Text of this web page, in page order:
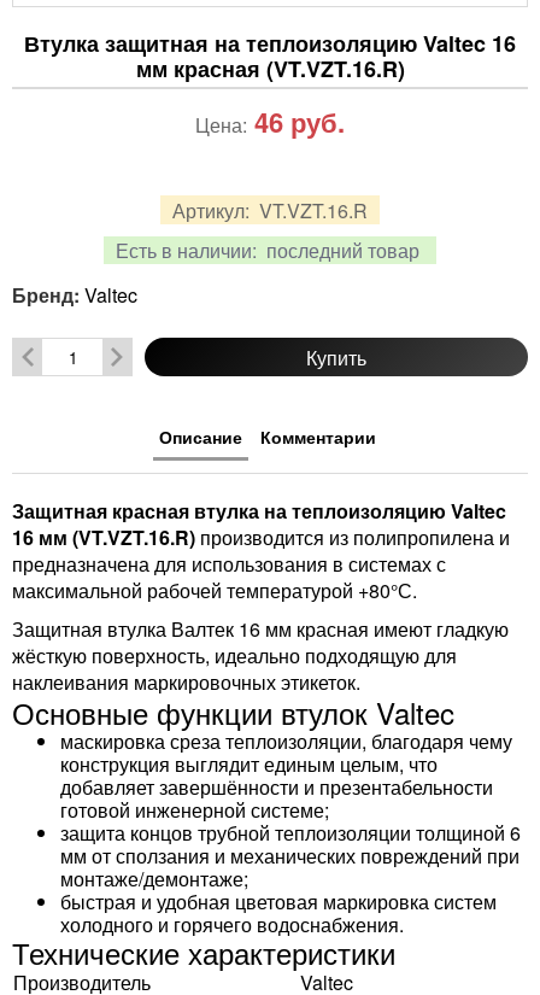
Втулка защитная на теплоизоляцию Valtec 16
мм красная (VT.VZT.16.R)
Артикул: VT.VZT.16.R
Есть в наличии: последний товар
Цена: 46 руб.
Бренд: Valtec
Купить
Описание Комментарии
Защитная красная втулка на теплоизоляцию Valtec
16 мм (VT.VZT.16.R) производится из полипропилена и
предназначена для использования в системах с
максимальной рабочей температурой +80°С.
Защитная втулка Валтек 16 мм красная имеют гладкую
жёсткую поверхность, идеально подходящую для
наклеивания маркировочных этикеток.
Основные функции втулок Valtec
маскировка среза теплоизоляции, благодаря чему
конструкция выглядит единым целым, что
добавляет завершённости и презентабельности
готовой инженерной системе;
защита концов трубной теплоизоляции толщиной 6
мм от сползания и механических повреждений при
монтаже/демонтаже;
быстрая и удобная цветовая маркировка систем
холодного и горячего водоснабжения.
Технические характеристики
Производитель
Valtec